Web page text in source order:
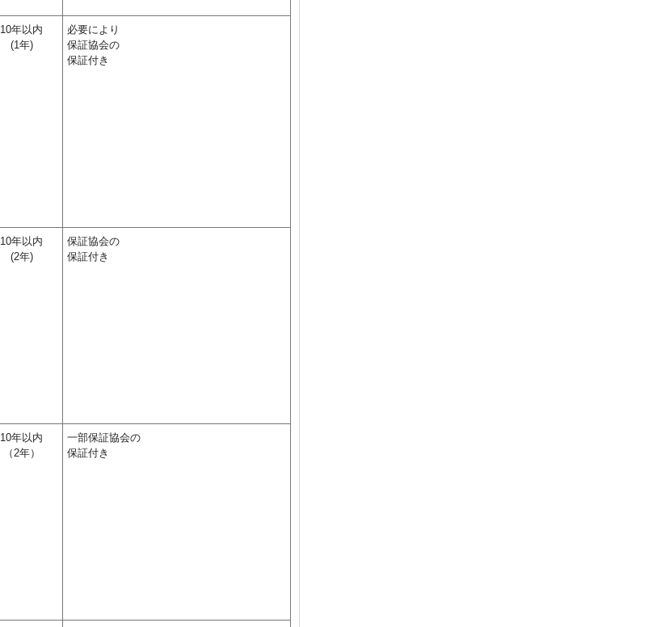
10年以内
(1年)
必要により
保証協会の
保証付き
10年以内
(2年)
保証協会の
保証付き
10年以内
（2年）
一部保証協会の
保証付き